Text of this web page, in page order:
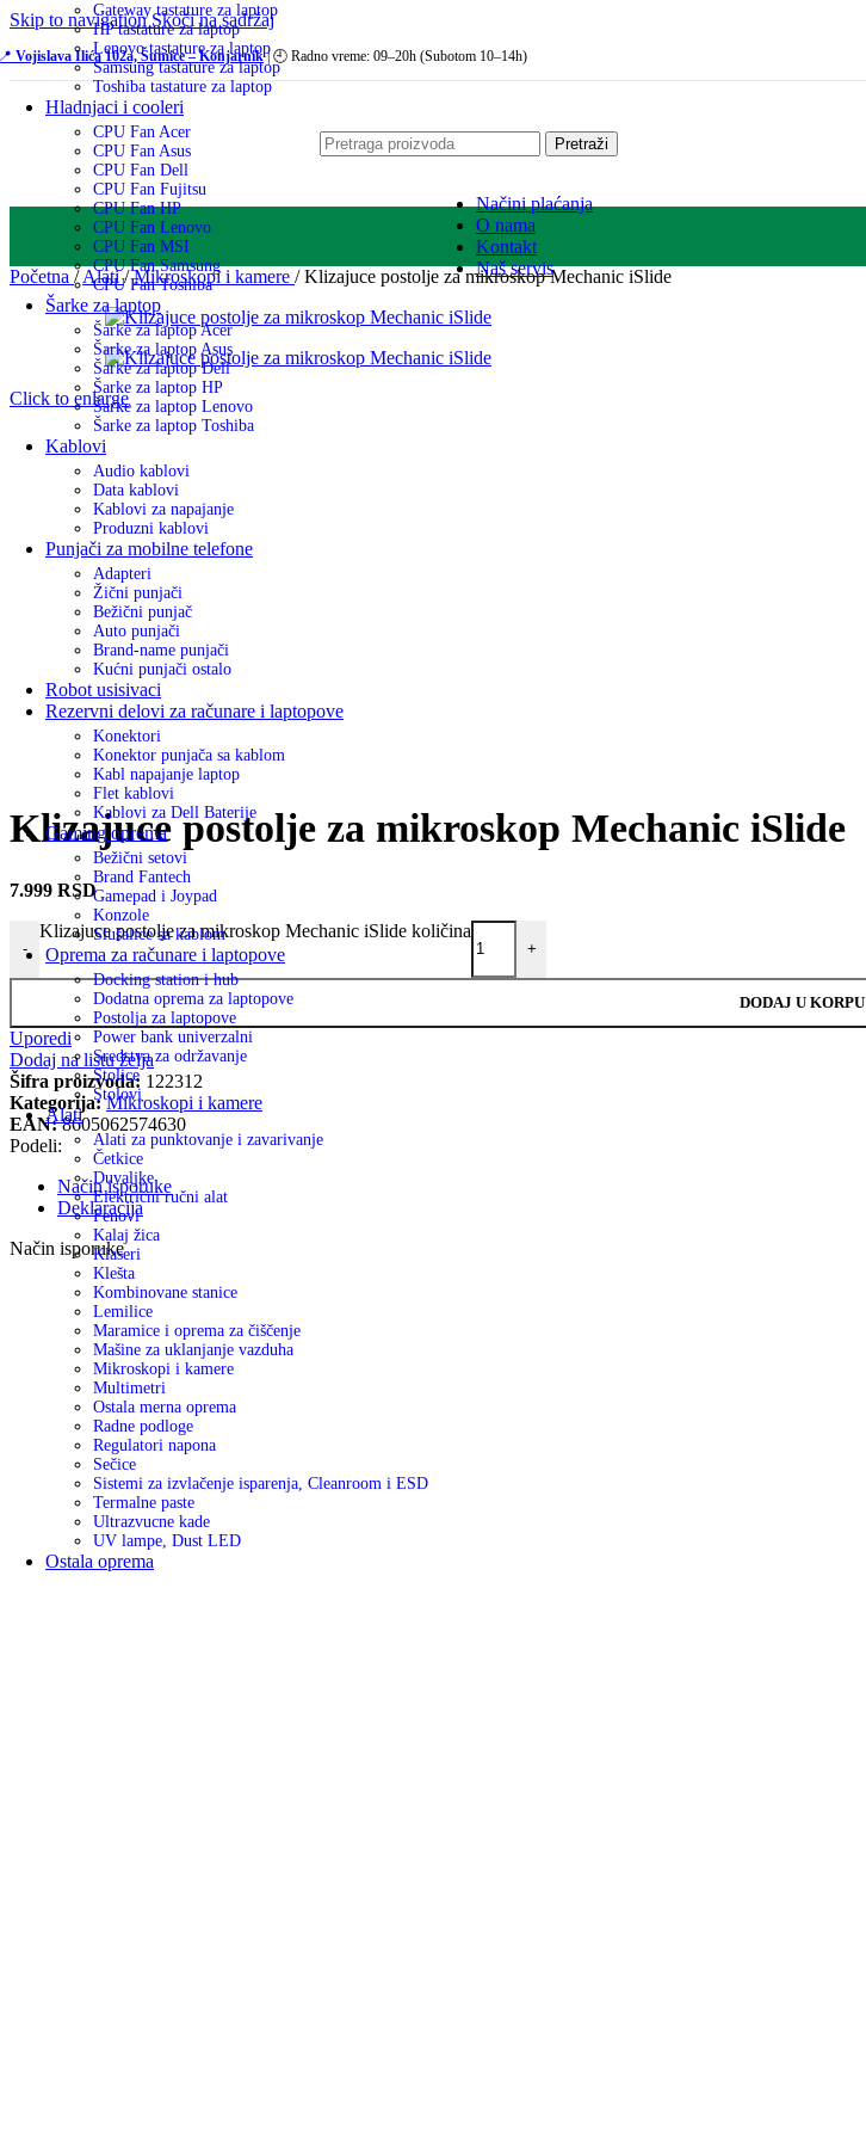
Skip to navigationSkoči na sadržaj
Vojislava Ilića 102a, Šumice – Konjarnik| 🕘 Radno vreme: 09–20h (Subotom 10–14h)
Pretraži
Gateway tastature za laptop
HP tastature za laptop
Lenovo tastature za laptop
Samsung tastature za laptop
Toshiba tastature za laptop
Hladnjaci i cooleri
CPU Fan Acer
CPU Fan Asus
CPU Fan Dell
CPU Fan Fujitsu
CPU Fan HP
CPU Fan Lenovo
CPU Fan MSI
CPU Fan Samsung
CPU Fan Toshiba
Šarke za laptop
Šarke za laptop Acer
Šarke za laptop Asus
Šarke za laptop Dell
Šarke za laptop HP
Šarke za laptop Lenovo
Šarke za laptop Toshiba
Kablovi
Audio kablovi
Data kablovi
Kablovi za napajanje
Produzni kablovi
Punjači za mobilne telefone
Adapteri
Žični punjači
Bežični punjač
Auto punjači
Brand-name punjači
Kućni punjači ostalo
Robot usisivaci
Rezervni delovi za računare i laptopove
Konektori
Konektor punjača sa kablom
Kabl napajanje laptop
Flet kablovi
Kablovi za Dell Baterije
Gaming oprema
Bežični setovi
Brand Fantech
Gamepad i Joypad
Konzole
Slušalice sa kablom
Oprema za računare i laptopove
Docking station i hub
Dodatna oprema za laptopove
Postolja za laptopove
Power bank univerzalni
Sredstva za održavanje
Stolice
Stolovi
Alati
Alati za punktovanje i zavarivanje
Četkice
Duvaljke
Električni ručni alat
Fenovi
Kalaj žica
Klaseri
Klešta
Kombinovane stanice
Lemilice
Maramice i oprema za čiščenje
Mašine za uklanjanje vazduha
Mikroskopi i kamere
Multimetri
Ostala merna oprema
Radne podloge
Regulatori napona
Sečice
Sistemi za izvlačenje isparenja, Cleanroom i ESD
Termalne paste
Ultrazvucne kade
UV lampe, Dust LED
Ostala oprema
Načini plaćanja
O nama
Kontakt
Naš servis
Početna / Alati/ Mikroskopi i kamere / Klizajuce postolje za mikroskop Mechanic iSlide
Click to enlarge
Klizajuce postolje za mikroskop Mechanic iSlide
7.999 RSD
-
Klizajuce postolje za mikroskop Mechanic iSlide količina
+
DODAJ U KORPU
Uporedi
Dodaj na listu želja
Šifra proizvoda: 122312
Kategorija: Mikroskopi i kamere
EAN: 8605062574630
Podeli:
Način isporuke
Deklaracija
Način isporuke